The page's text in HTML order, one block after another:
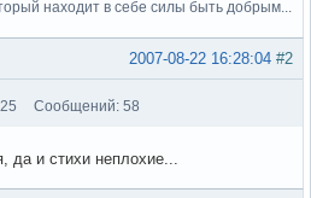
находит в себе силы быть добрым...
#2
2007-08-22 16:28:04
Сообщений: 58
да и стихи неплохие...